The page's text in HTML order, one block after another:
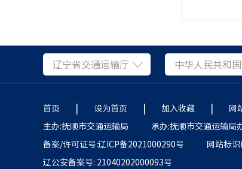
辽宁省交通运输厅
首页 | 设为首页 | 加入收藏 |
网
主办:抚顺市交通运输局
承办:抚顺市交通运输局
备案/许可证号:辽ICP备2021000290号
网站标
辽公安备案号: 21040202000093号